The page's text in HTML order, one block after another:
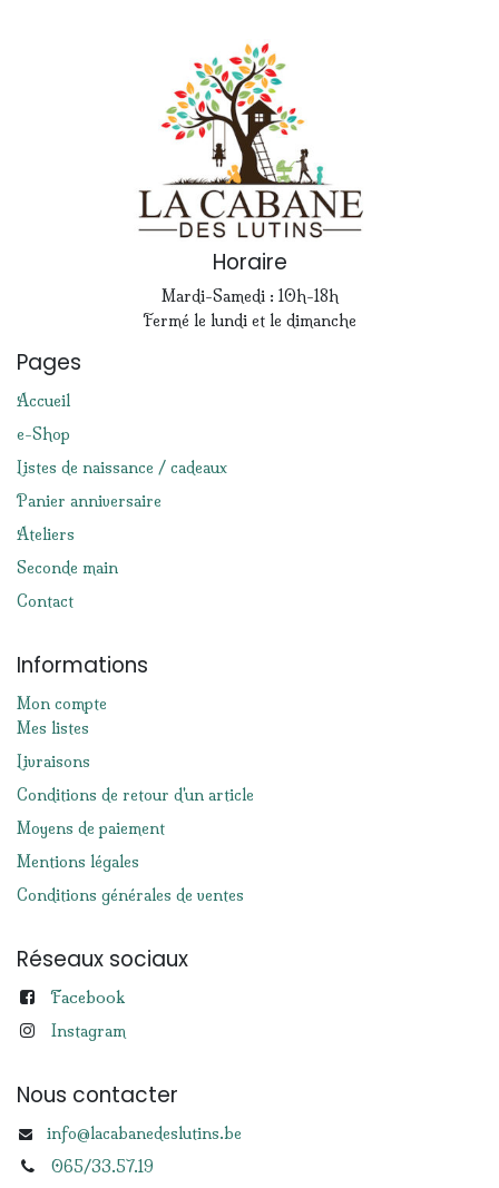
Horaire
Mardi-Samedi : 10h-18h
Fermé le lundi et le dimanche
Pages
Accueil
e-Shop
Listes de naissance / cadeaux
Panier anniversaire
Ateliers
Seconde main
Contact
Informations
Mon compte
Mes listes
Livraisons
Conditions de retour d'un article
Moyens de paiement
Mentions légales
Conditions générales de ventes
Réseaux sociaux
Facebook
Instagram
Nous contacter
info@lacabanedeslutins.be
065/33.57.19